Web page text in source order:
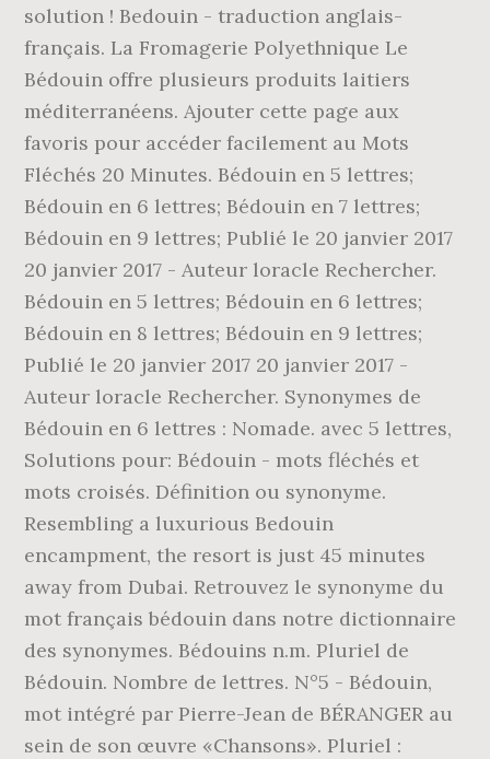
solution ! Bedouin - traduction anglais-
français. La Fromagerie Polyethnique Le
Bédouin offre plusieurs produits laitiers
méditerranéens. Ajouter cette page aux
favoris pour accéder facilement au Mots
Fléchés 20 Minutes. Bédouin en 5 lettres;
Bédouin en 6 lettres; Bédouin en 7 lettres;
Bédouin en 9 lettres; Publié le 20 janvier 2017
20 janvier 2017 - Auteur loracle Rechercher.
Bédouin en 5 lettres; Bédouin en 6 lettres;
Bédouin en 8 lettres; Bédouin en 9 lettres;
Publié le 20 janvier 2017 20 janvier 2017 -
Auteur loracle Rechercher. Synonymes de
Bédouin en 6 lettres : Nomade. avec 5 lettres,
Solutions pour: Bédouin - mots fléchés et
mots croisés. Définition ou synonyme.
Resembling a luxurious Bedouin
encampment, the resort is just 45 minutes
away from Dubai. Retrouvez le synonyme du
mot français bédouin dans notre dictionnaire
des synonymes. Bédouins n.m. Pluriel de
Bédouin. Nombre de lettres. N°5 - Bédouin,
mot intégré par Pierre-Jean de BÉRANGER au
sein de son œuvre «Chansons». Pluriel :